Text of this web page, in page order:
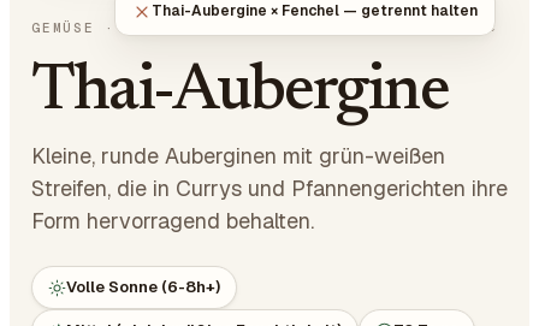
GEMÜSE · NACHTSCHATTENGEWÄCHSE Solanum melongena
Thai-Aubergine
Kleine, runde Auberginen mit grün-weißen
Streifen, die in Currys und Pfannengerichten ihre
Form hervorragend behalten.
Volle Sonne (6-8h+)
Thai-Aubergine × Fenchel — getrennt halten